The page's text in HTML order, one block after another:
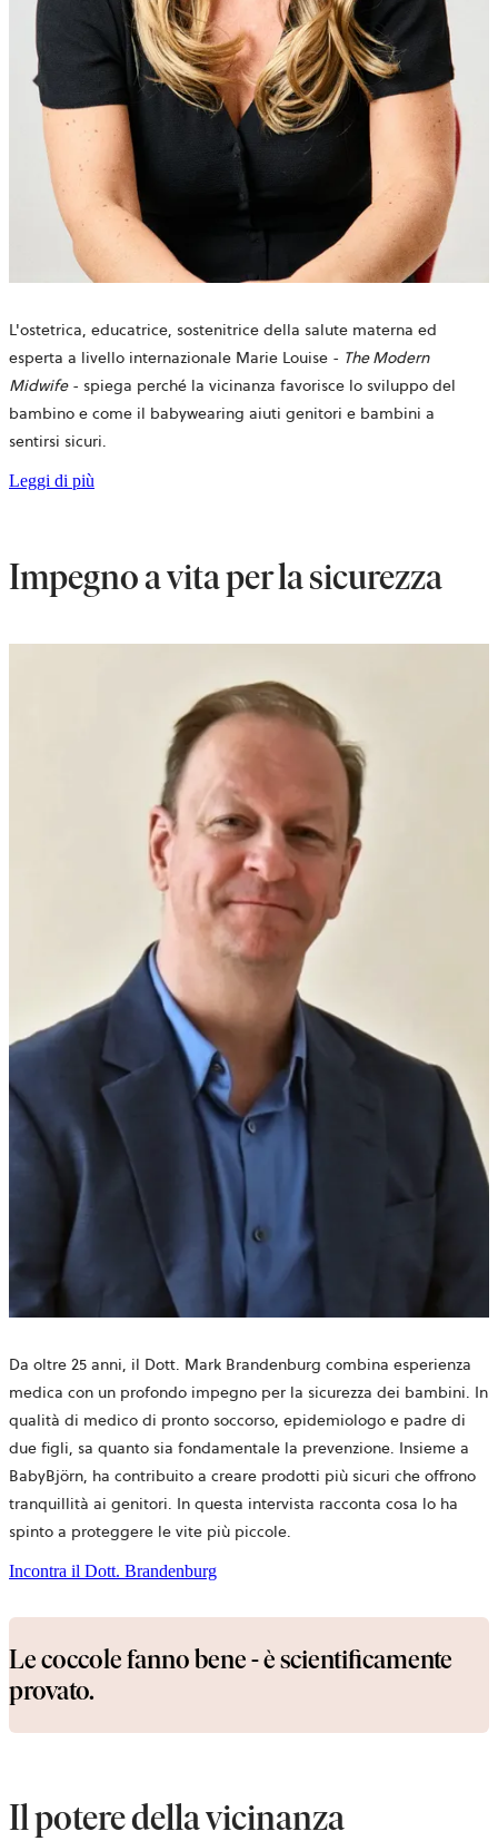
L'ostetrica, educatrice, sostenitrice della salute materna ed
esperta a livello internazionale Marie Louise - The Modern
Midwife- spiega perché la vicinanza favorisce lo sviluppo del
bambino e come il babywearing aiuti genitori e bambini a
sentirsi sicuri.
Leggi di più
Impegno a vita per la sicurezza
Da oltre 25 anni, il Dott. Mark Brandenburg combina esperienza
medica con un profondo impegno per la sicurezza dei bambini. In
qualità di medico di pronto soccorso, epidemiologo e padre di
due figli, sa quanto sia fondamentale la prevenzione. Insieme a
BabyBjörn, ha contribuito a creare prodotti più sicuri che offrono
tranquillità ai genitori. In questa intervista racconta cosa lo ha
spinto a proteggere le vite più piccole.
Incontra il Dott. Brandenburg
Le coccole fanno bene - è scientificamente
provato.
Il potere della vicinanza